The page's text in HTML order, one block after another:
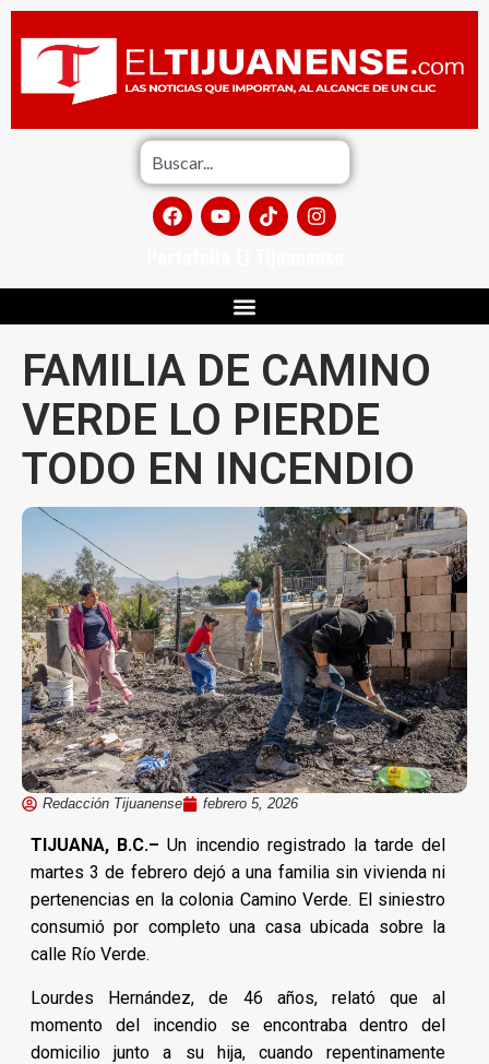
FAMILIA DE CAMINO
VERDE LO PIERDE
TODO EN INCENDIO
Redacción Tijuanense febrero 5, 2026
TIJUANA, B.C.– Un incendio registrado la tarde del
martes 3 de febrero dejó a una familia sin vivienda ni
pertenencias en la colonia Camino Verde. El siniestro
consumió por completo una casa ubicada sobre la
calle Río Verde.
Lourdes Hernández, de 46 años, relató que al
momento del incendio se encontraba dentro del
domicilio junto a su hija, cuando repentinamente